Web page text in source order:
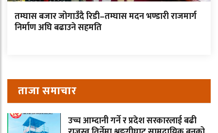
तम्घास बजार जोगाउँदै रिडी–तम्घास मदन भण्डारी राजमार्ग
निर्माण अघि बढाउने सहमति
ताजा समाचार
उच्च आम्दानी गर्ने र प्रदेश सरकारलाई बढी